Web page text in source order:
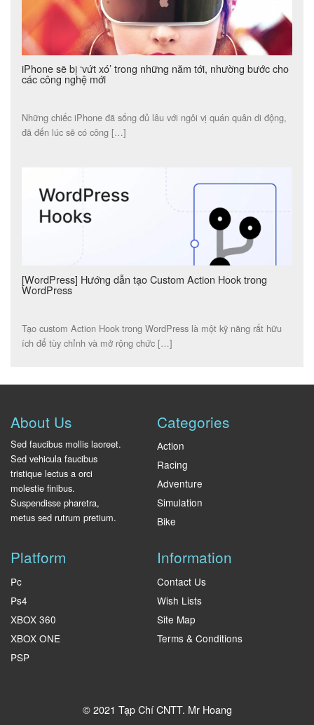
iPhone sẽ bị ‘vứt xó’ trong những năm tới, nhường bước cho
các công nghệ mới
Những chiếc iPhone đã sống đủ lâu với ngôi vị quán quân di động,
đã đến lúc sẽ có công […]
[WordPress] Hướng dẫn tạo Custom Action Hook trong
WordPress
Tạo custom Action Hook trong WordPress là một kỹ năng rất hữu
ích để tùy chỉnh và mở rộng chức […]
About Us
Sed faucibus mollis laoreet.
Sed vehicula faucibus
tristique lectus a orci
molestie finibus.
Suspendisse pharetra,
metus sed rutrum pretium.
Categories
Action
Racing
Adventure
Simulation
Bike
Platform
Pc
Ps4
XBOX 360
XBOX ONE
PSP
Information
Contact Us
Wish Lists
Site Map
Terms & Conditions
© 2021 Tạp Chí CNTT. Mr Hoang